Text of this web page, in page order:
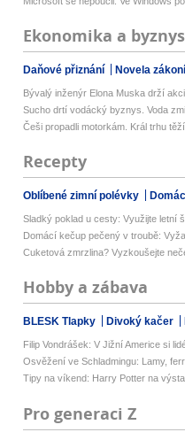
Ekonomika a byznys
Daňové přiznání Novela
Bývalý inženýr Elona Muska drží
Sucho drtí vodácký byznys. Voda
Češi propadli motorkám. Král trhu
Recepty
Oblíbené zimní polévky
Sladký poklad u cesty: Využijte letní
Domácí kečup pečený v troubě:
Cuketová zmrzlina? Vyzkoušejte
Hobby a zábava
BLESK Tlapky Divoký kačer
Filip Vondrášek: V Jižní Americe si
Osvěžení ve Schladmingu: Lamy,
Tipy na víkend: Harry Potter na
Pro generaci Z